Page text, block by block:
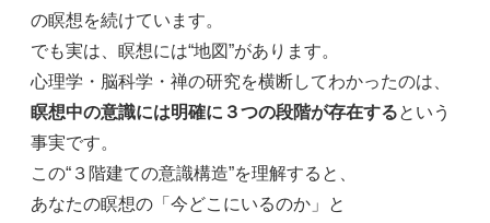
の瞑想を続けています。
でも実は、瞑想には“地図”があります。
心理学・脳科学・禅の研究を横断してわかったのは、
瞑想中の意識には明確に３つの段階が存在するという
事実です。
この“３階建ての意識構造”を理解すると、
あなたの瞑想の「今どこにいるのか」と